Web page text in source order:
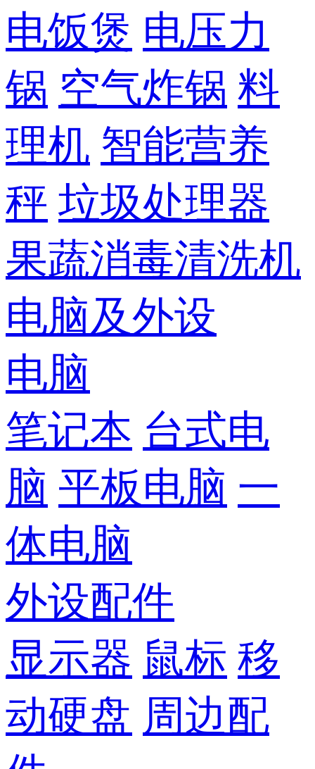
电饭煲 电压力
锅 空气炸锅 料
理机 智能营养
秤 垃圾处理器
果蔬消毒清洗机
电脑及外设
电脑
笔记本 台式电
脑 平板电脑 一
体电脑
外设配件
显示器 鼠标 移
动硬盘 周边配